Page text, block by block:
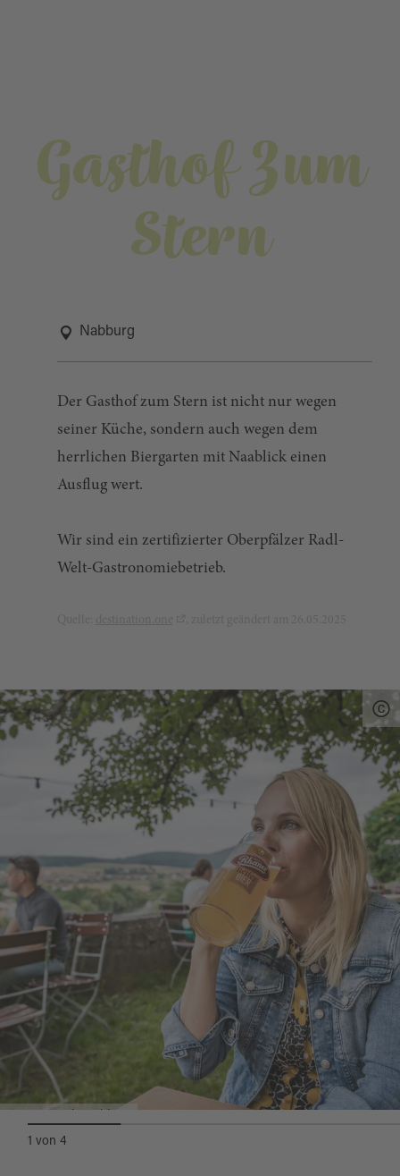
Gasthof Zum
Stern
Nabburg
Der Gasthof zum Stern ist nicht nur wegen
seiner Küche, sondern auch wegen dem
herrlichen Biergarten mit Naablick einen
Ausflug wert.
Wir sind ein zertifizierter Oberpfälzer Radl-
Welt-Gastronomiebetrieb.
1 von4